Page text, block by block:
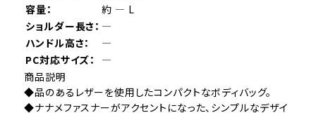
容量：
約 ― L
ショルダー長さ： ―
ハンドル高さ：
―
PC対応サイズ：
―
商品説明
◆品のあるレザーを使用したコンパクトなボディバッグ。
◆ナナメファスナーがアクセントになった、シンプルなデザイ